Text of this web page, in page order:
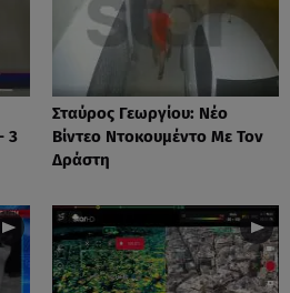
3
Σταύρος Γεωργίου: Νέο
Βίντεο Ντοκουμέντο Με Τον
Δράστη